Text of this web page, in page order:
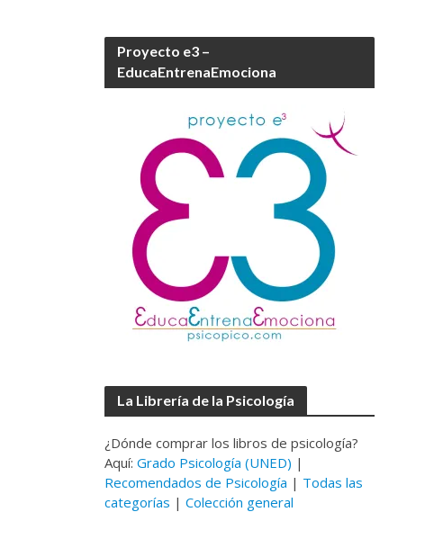
Proyecto e3 –
EducaEntrenaEmociona
La Librería de la Psicología
¿Dónde comprar los libros de psicología?
Aquí:Grado Psicología (UNED) |
Recomendados de Psicología | Todas las
categorías |Colección general